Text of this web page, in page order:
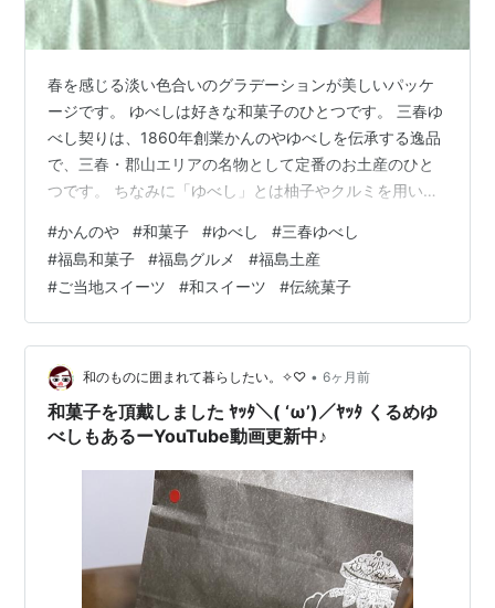
春を感じる淡い色合いのグラデーションが美しいパッケ
ージです。 ゆべしは好きな和菓子のひとつです。 三春ゆ
べし契りは、1860年創業かんのやゆべしを伝承する逸品
で、三春・郡山エリアの名物として定番のお土産のひと
つです。 ちなみに「ゆべし」とは柚子やクルミを用いた
伝統的な保存食です。 【三春ゆべしの特徴は？】 【三春
ゆべしの口コミや評判は？】 【三春ゆべしの特徴は？】
その時代ごとに、椿ゆべし～契りゆべし～三春ゆべしの
名で親しまれていて、三春ゆべしは主にうるち米で創ら
れたゆべしで、やわらかさのなかに歯ごたえのあるゆべ
しです。 香ばしく焼き上げた焼き…
#かんのや #和菓子 #ゆべし #三春ゆべし
#福島和菓子 #福島グルメ #福島土産
#ご当地スイーツ #和スイーツ #伝統菓子
和のものに囲まれて暮らしたい。✧♡ • 6ヶ月前
和菓子を頂戴しました ﾔｯﾀ＼( ‘ω’)／ﾔｯﾀ くるめゆ
べしもあるーYouTube動画更新中♪